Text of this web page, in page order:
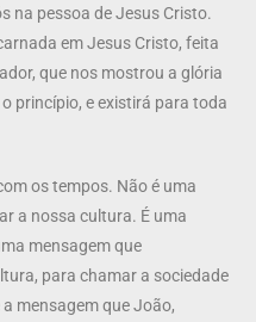
na pessoa de Jesus Cristo.
em Jesus Cristo, feita
que nos mostrou a glória
princípio, e existirá para toda
os tempos. Não é uma
a nossa cultura. É uma
mensagem que
para chamar a sociedade
mensagem que João,